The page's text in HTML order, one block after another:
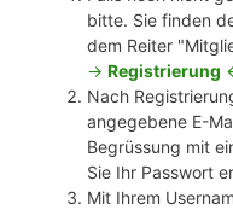
bitte. Sie finden
dem Reiter
-> Registrierung
Nach
angegebene E-
Begrüssung mit
Sie Ihr Passwort
Mit Ihrem